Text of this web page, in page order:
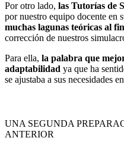
Por otro lado, las Tutorías de
por nuestro equipo docente en
muchas lagunas teóricas al
corrección de nuestros
Para ella, la palabra que
adaptabilidad ya que ha
se ajustaba a sus necesidades
UNA SEGUNDA
ANTERIOR